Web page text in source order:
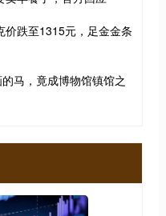
跌至1315元，足金金条
马，竟成博物馆镇馆之